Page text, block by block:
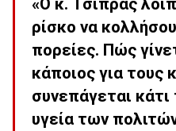
ρίσκο να
πορείες. Πώς
κάποιος για τους
συνεπάγεται κάτι
υγεία των